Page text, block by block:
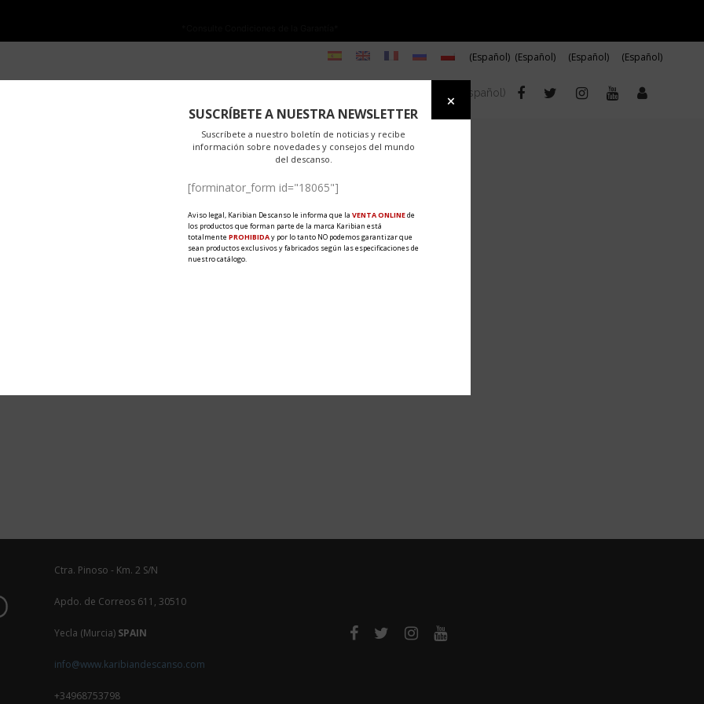
(Español) (Español) (Español) (Español)
(Español)
Ctra. Pinoso - Km. 2 S/N
Apdo. de Correos 611, 30510
Yecla (Murcia) SPAIN
info@www.karibiandescanso.com
+34968753798
SUSCRÍBETE A NUESTRA NEWSLETTER
Suscríbete a nuestro boletín de noticias y recibe
información sobre novedades y consejos del mundo
del descanso.
[forminator_form id="18065"]
Aviso legal, Karibian Descanso le informa que la VENTA ONLINEde
los productos que forman parte de la marca Karibian está
totalmentePROHIBIDAy por lo tanto NO podemos garantizar que
sean productos exclusivos y fabricados según las especificaciones de
nuestro catálogo.